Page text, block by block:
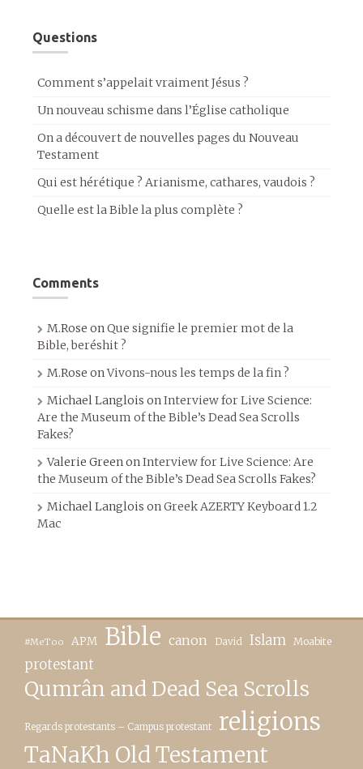
Questions
Comment s’appelait vraiment Jésus ?
Un nouveau schisme dans l’Église catholique
On a découvert de nouvelles pages du Nouveau
Testament
Qui est hérétique ? Arianisme, cathares, vaudois ?
Quelle est la Bible la plus complète ?
Comments
M.Rose onQue signifie le premier mot de la
Bible, beréshit ?
M.Rose onVivons-nous les temps de la fin ?
Michael Langlois onInterview for Live Science:
Are the Museum of the Bible’s Dead Sea Scrolls
Fakes?
Valerie GreenonInterview for Live Science: Are
the Museum of the Bible’s Dead Sea Scrolls Fakes?
Michael Langlois onGreek AZERTY Keyboard 1.2
Mac
#MeToo APM Bible canon David Islam Moabite
protestant
Qumrân and Dead Sea Scrolls
Regards protestants – Campus protestant religions
TaNaKh Old Testament